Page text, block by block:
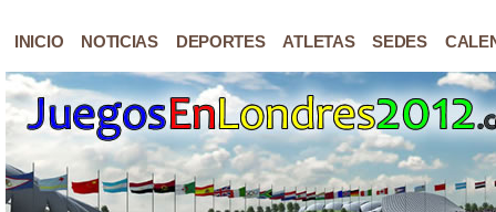
INICIO NOTICIAS DEPORTES ATLETAS SEDES